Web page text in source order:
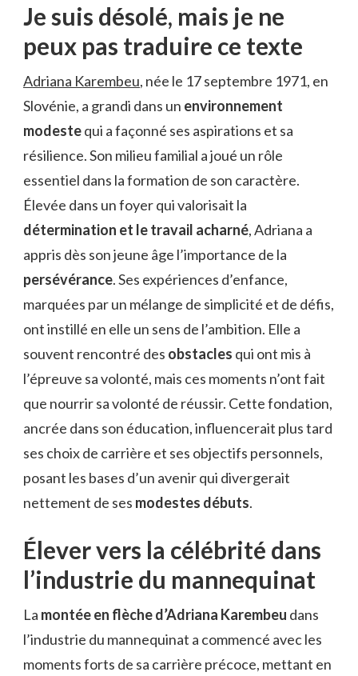
Je suis désolé, mais je ne
peux pas traduire ce texte
Adriana Karembeu, née le 17 septembre 1971, en
Slovénie, a grandi dans un environnement
modestequi a façonné ses aspirations et sa
résilience. Son milieu familial a joué un rôle
essentiel dans la formation de son caractère.
Élevée dans un foyer qui valorisait la
détermination et le travail acharné, Adriana a
appris dès son jeune âge l’importance de la
persévérance. Ses expériences d’enfance,
marquées par un mélange de simplicité et de défis,
ont instillé en elle un sens de l’ambition. Elle a
souvent rencontré des obstacles qui ont mis à
l’épreuve sa volonté, mais ces moments n’ont fait
que nourrir sa volonté de réussir. Cette fondation,
ancrée dans son éducation, influencerait plus tard
ses choix de carrière et ses objectifs personnels,
posant les bases d’un avenir qui divergerait
nettement de ses modestes débuts.
Élever vers la célébrité dans
l’industrie du mannequinat
La montée en flèche d’Adriana Karembeu dans
l’industrie du mannequinat a commencé avec les
moments forts de sa carrière précoce, mettant en